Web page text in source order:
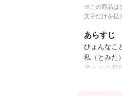
※この商品は
文字だけを拡
あらすじ
ひょんなこ
私（とみた
弟とその愛